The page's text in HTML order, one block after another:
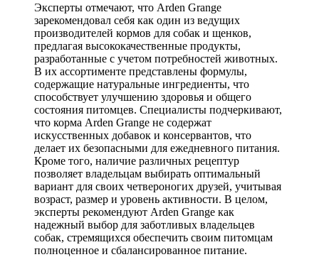
Эксперты отмечают, что Arden Grange
зарекомендовал себя как один из ведущих
производителей кормов для собак и щенков,
предлагая высококачественные продукты,
разработанные с учетом потребностей животных.
В их ассортименте представлены формулы,
содержащие натуральные ингредиенты, что
способствует улучшению здоровья и общего
состояния питомцев. Специалисты подчеркивают,
что корма Arden Grange не содержат
искусственных добавок и консервантов, что
делает их безопасными для ежедневного питания.
Кроме того, наличие различных рецептур
позволяет владельцам выбирать оптимальный
вариант для своих четвероногих друзей, учитывая
возраст, размер и уровень активности. В целом,
эксперты рекомендуют Arden Grange как
надежный выбор для заботливых владельцев
собак, стремящихся обеспечить своим питомцам
полноценное и сбалансированное питание.